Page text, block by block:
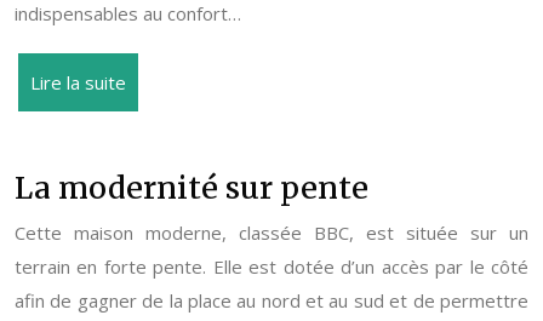
indispensables au confort…
Lire la suite
La modernité sur pente
Cette maison moderne, classée BBC, est située sur un
terrain en forte pente. Elle est dotée d’un accès par le côté
afin de gagner de la place au nord et au sud et de permettre